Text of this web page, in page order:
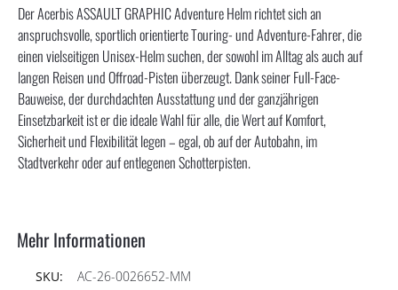
Der Acerbis ASSAULT GRAPHIC Adventure Helm richtet sich an
anspruchsvolle, sportlich orientierte Touring- und Adventure-Fahrer, die
einen vielseitigen Unisex-Helm suchen, der sowohl im Alltag als auch auf
langen Reisen und Offroad-Pisten überzeugt. Dank seiner Full-Face-
Bauweise, der durchdachten Ausstattung und der ganzjährigen
Einsetzbarkeit ist er die ideale Wahl für alle, die Wert auf Komfort,
Sicherheit und Flexibilität legen – egal, ob auf der Autobahn, im
Stadtverkehr oder auf entlegenen Schotterpisten.
Mehr Informationen
AC-26-0026652-MM